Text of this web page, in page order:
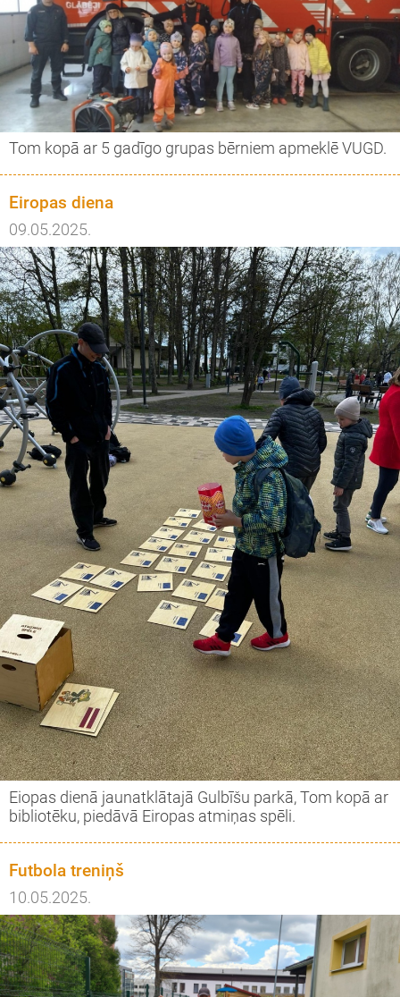
Tom kopā ar 5 gadīgo grupas bērniem apmeklē VUGD.
Eiropas diena
09.05.2025.
Eiopas dienā jaunatklātajā Gulbīšu parkā, Tom kopā ar
bibliotēku, piedāvā Eiropas atmiņas spēli.
Futbola treniņš
10.05.2025.